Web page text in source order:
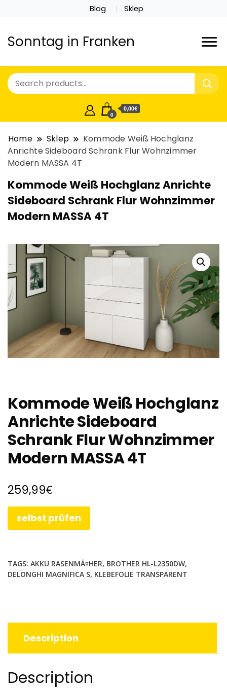
Blog Sklep
Sonntag in Franken
0
0,00€
Home Sklep
Kommode Weiß Hochglanz
Anrichte Sideboard Schrank Flur Wohnzimmer
Modern MASSA 4T
Kommode Weiß Hochglanz Anrichte
Sideboard Schrank Flur Wohnzimmer
Modern MASSA 4T
Kommode Weiß Hochglanz
Anrichte Sideboard
Schrank Flur Wohnzimmer
Modern MASSA 4T
259,99€
selbst prüfen
TAGS: AKKU RASENMÃ¤HER, BROTHER HL-L2350DW,
DELONGHI MAGNIFICA S, KLEBEFOLIE TRANSPARENT
Description
Description